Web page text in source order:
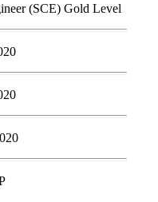
(SCE) Gold Level